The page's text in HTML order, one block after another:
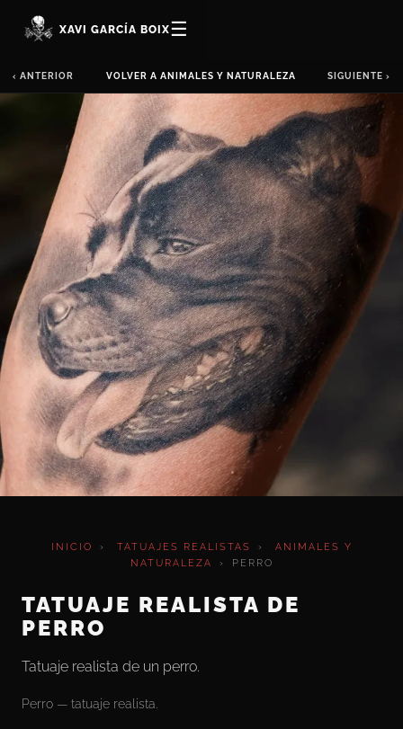
XAVI GARCÍA BOIX☰
‹ ANTERIOR VOLVER A ANIMALES Y NATURALEZA SIGUIENTE ›
INICIO › TATUAJES REALISTAS ›
ANIMALES Y
NATURALEZA
› PERRO
TATUAJE REALISTA DE
PERRO
Tatuaje realista de un perro.
Perro — tatuaje realista.